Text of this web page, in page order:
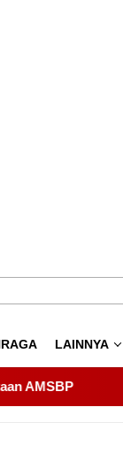
LAINNYA
Dwipa Kepri